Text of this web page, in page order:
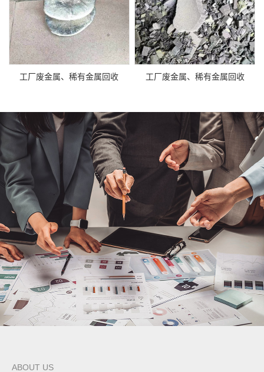
工厂废金属、稀有金属回收 工厂废金属、稀有金属回收
ABOUT US